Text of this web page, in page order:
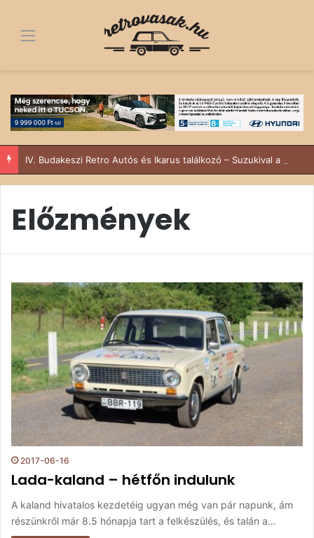
Menü
Előzmények
2017-06-16
Lada-kaland – hétfőn indulunk
A kaland hivatalos kezdetéig ugyan még van pár napunk, ám
részünkről már 8.5 hónapja tart a felkészülés, és talán a…